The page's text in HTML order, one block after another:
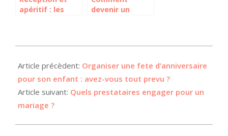
apéritif : les
devenir un
12-
05
Article précèdent: Organiser une fete d’anniversaire
pour son enfant : avez-vous tout prevu ?
Article suivant: Quels prestataires engager pour un
mariage ?